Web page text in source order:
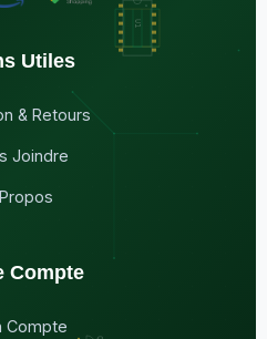
Utiles
& Retours
Joindre
Compte
Compte